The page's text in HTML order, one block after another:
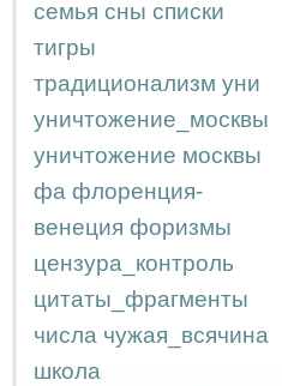
семья сны списки
тигры
традиционализм уни
уничтожение_москвы
уничтожение москвы
фа флоренция-
венеция форизмы
цензура_контроль
цитаты_фрагменты
числа чужая_всячина
школа